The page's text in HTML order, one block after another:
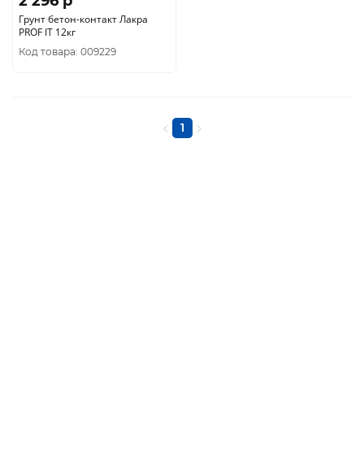
Грунт бетон-контакт Лакра
PROF IT 12кг
Код товара: 009229
1